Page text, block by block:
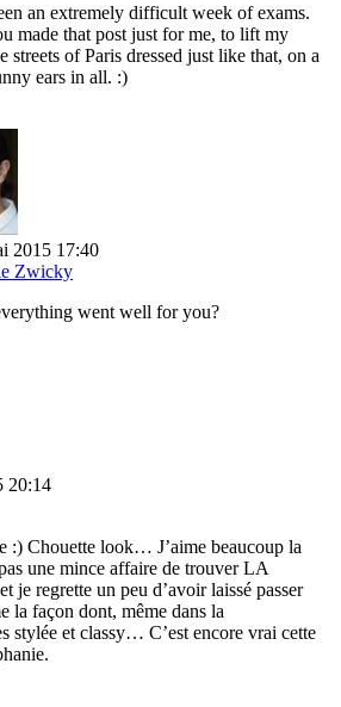
an extremely difficult week of exams.
made that post just for me, to lift my
streets of Paris dressed just like that, on a
ears in all. :)
2015 17:40
Zwicky
went well for you?
20:14
:) Chouette look… J’aime beaucoup la
une mince affaire de trouver LA
je regrette un peu d’avoir laissé passer
la façon dont, même dans la
stylée et classy… C’est encore vrai cette